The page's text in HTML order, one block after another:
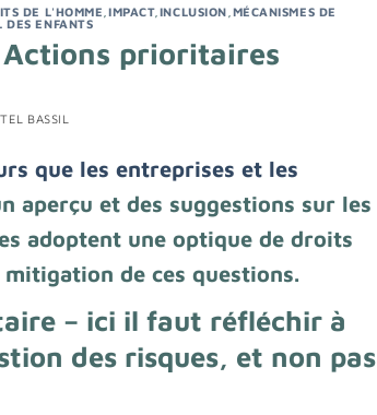
DE L'HOMME IMPACT, INCLUSION MÉCANISMES DE
DES ENFANTS
prioritaires
BASSIL
que les entreprises et les
aperçu et des suggestions sur les
adoptent une optique de droits
de ces questions.
– ici il faut réfléchir à
des risques, et non pas